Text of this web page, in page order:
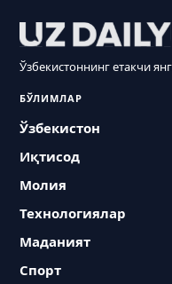
Ўзбекистоннинг етакчи
БЎЛИМЛАР
Ўзбекистон
Иқтисод
Молия
Технологиялар
Маданият
Спорт